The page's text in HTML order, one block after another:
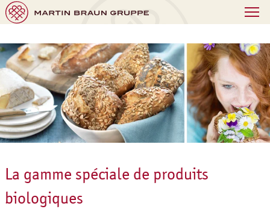
La gamme spéciale de produits
biologiques